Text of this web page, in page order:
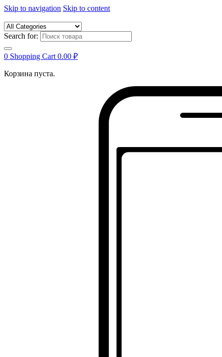
Skip to navigation Skip to content
Search for:
0 Shopping Cart 0.00 ₽
Корзина пуста.